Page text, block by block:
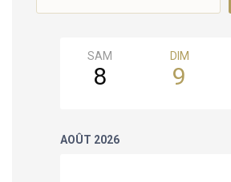
SAM
8
DIM
9
AOÛT 2026